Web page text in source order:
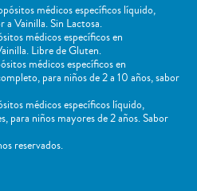
médicos específicos líquido,
Vainilla. Sin Lactosa.
médicos específicos en
Libre de Gluten.
médicos específicos en
para niños de 2 a 10 años, sabor
médicos específicos líquido,
para niños mayores de 2 años. Sabor
reservados.